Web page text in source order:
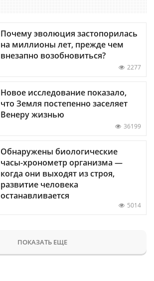
Почему эволюция застопорилась
на миллионы лет, прежде чем
внезапно возобновиться?
2277
Новое исследование показало,
что Земля постепенно заселяет
Венеру жизнью
36199
Обнаружены биологические
часы-хронометр организма —
когда они выходят из строя,
развитие человека
останавливается
5014
ПОКАЗАТЬ ЕЩЕ